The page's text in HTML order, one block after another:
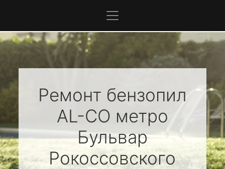
Ремонт бензопил
AL-CO метро
Бульвар
Рокоссовского